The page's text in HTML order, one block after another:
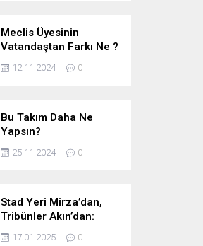
Meclis Üyesinin
Vatandaştan Farkı Ne ?
12.11.2024 0
Bu Takım Daha Ne
Yapsın?
25.11.2024 0
Stad Yeri Mirza’dan,
Tribünler Akın’dan:
Geriye Bakanlık Kaldı.
17.01.2025 0